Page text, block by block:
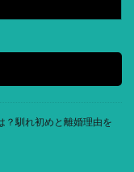
？馴れ初めと離婚理由を